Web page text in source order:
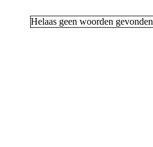
Helaas geen woorden gevonden